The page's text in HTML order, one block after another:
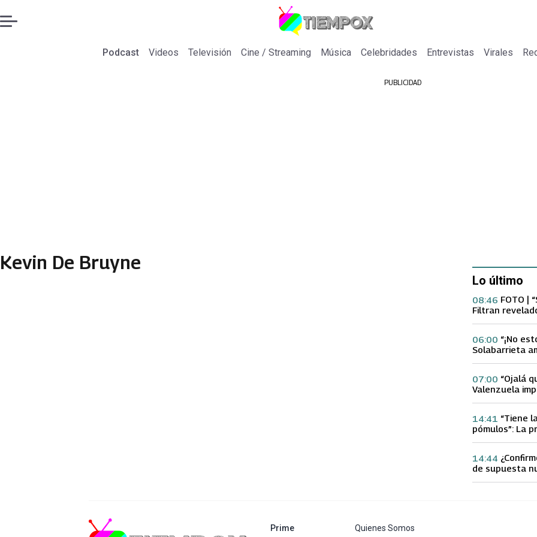
Podcast Videos Televisión Cine / Streaming Música Celebridades Entrevistas Virales
PUBLICIDAD
Kevin De Bruyne
Lo último
FOTO |
Filtran
08:46
“¡No
Solabarrieta
06:00
“Ojalá
Valenzuela
07:00
“Tiene
pómulos”: La
14:41
de supuesta
14:44
Primeabre en nueva pestañaQuienes Somos